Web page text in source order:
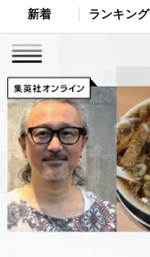
新着 ランキング